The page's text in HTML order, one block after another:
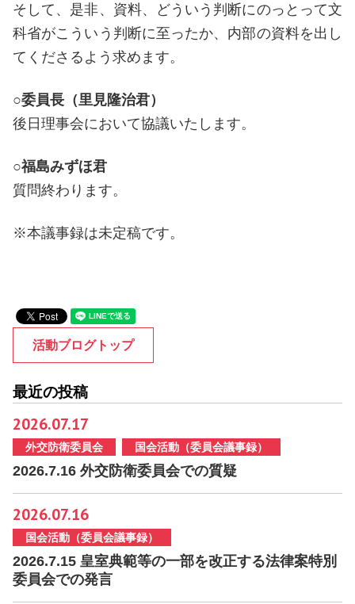
そして、是非、資料、どういう判断にのっとって文
科省がこういう判断に至ったか、内部の資料を出し
てくださるよう求めます。
○委員長（里見隆治君）
後日理事会において協議いたします。
○福島みずほ君
質問終わります。
※本議事録は未定稿です。
活動ブログトップ
最近の投稿
2026.07.17
外交防衛委員会 国会活動（委員会議事録）
2026.7.16 外交防衛委員会での質疑
2026.07.16
国会活動（委員会議事録）
2026.7.15 皇室典範等の一部を改正する法律案特別
委員会での発言